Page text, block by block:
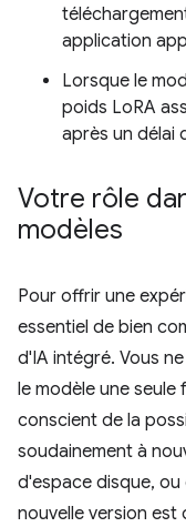
application
Lorsque le
poids LoRA
après un délai
Votre rôle
modèles
Pour offrir une
essentiel de bien
d'IA intégré. Vous
le modèle une seule
conscient de la
soudainement à
d'espace disque, ou
nouvelle version